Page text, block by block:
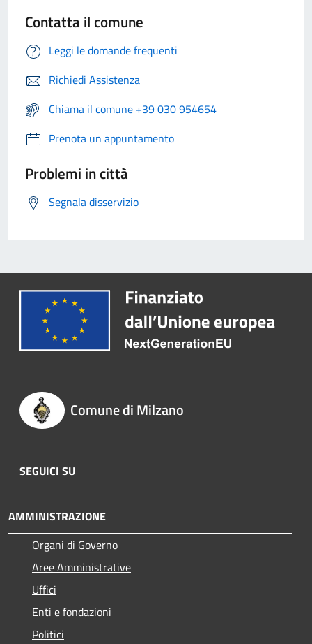
Contatta il comune
Leggi le domande frequenti
Richiedi Assistenza
Chiama il comune +39 030 954654
Prenota un appuntamento
Problemi in città
Segnala disservizio
Comune di Milzano
SEGUICI SU
AMMINISTRAZIONE
Organi di Governo
Aree Amministrative
Uffici
Enti e fondazioni
Politici